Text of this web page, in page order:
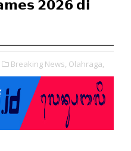
𝟮𝟬𝟮𝟲 𝗱𝗶
Breaking News, Olahraga,